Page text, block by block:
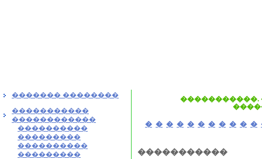
������� ��������
�����������
������������
����������
���������
����������
���������
�����������.
� � � � � � � � � � �
�����������